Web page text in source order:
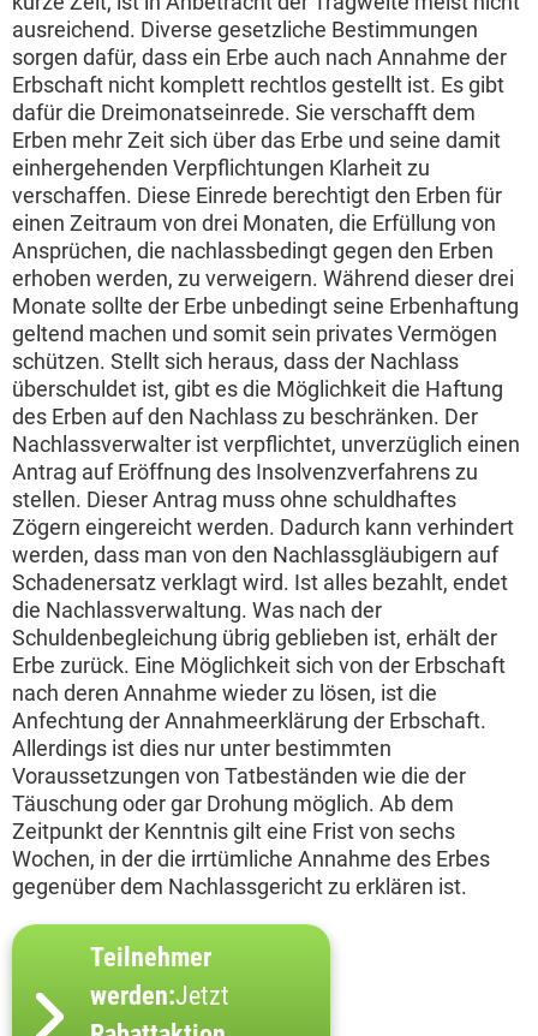
ausreichend. Diverse gesetzliche Bestimmungen
sorgen dafür, dass ein Erbe auch nach Annahme der
Erbschaft nicht komplett rechtlos gestellt ist. Es gibt
dafür die Dreimonatseinrede. Sie verschafft dem
Erben mehr Zeit sich über das Erbe und seine damit
einhergehenden Verpflichtungen Klarheit zu
verschaffen. Diese Einrede berechtigt den Erben für
einen Zeitraum von drei Monaten, die Erfüllung von
Ansprüchen, die nachlassbedingt gegen den Erben
erhoben werden, zu verweigern. Während dieser drei
Monate sollte der Erbe unbedingt seine Erbenhaftung
geltend machen und somit sein privates Vermögen
schützen. Stellt sich heraus, dass der Nachlass
überschuldet ist, gibt es die Möglichkeit die Haftung
des Erben auf den Nachlass zu beschränken. Der
Nachlassverwalter ist verpflichtet, unverzüglich einen
Antrag auf Eröffnung des Insolvenzverfahrens zu
stellen. Dieser Antrag muss ohne schuldhaftes
Zögern eingereicht werden. Dadurch kann verhindert
werden, dass man von den Nachlassgläubigern auf
Schadenersatz verklagt wird. Ist alles bezahlt, endet
die Nachlassverwaltung. Was nach der
Schuldenbegleichung übrig geblieben ist, erhält der
Erbe zurück. Eine Möglichkeit sich von der Erbschaft
nach deren Annahme wieder zu lösen, ist die
Anfechtung der Annahmeerklärung der Erbschaft.
Allerdings ist dies nur unter bestimmten
Voraussetzungen von Tatbeständen wie die der
Täuschung oder gar Drohung möglich. Ab dem
Zeitpunkt der Kenntnis gilt eine Frist von sechs
Wochen, in der die irrtümliche Annahme des Erbes
gegenüber dem Nachlassgericht zu erklären ist.
Teilnehmer
werden:Jetzt